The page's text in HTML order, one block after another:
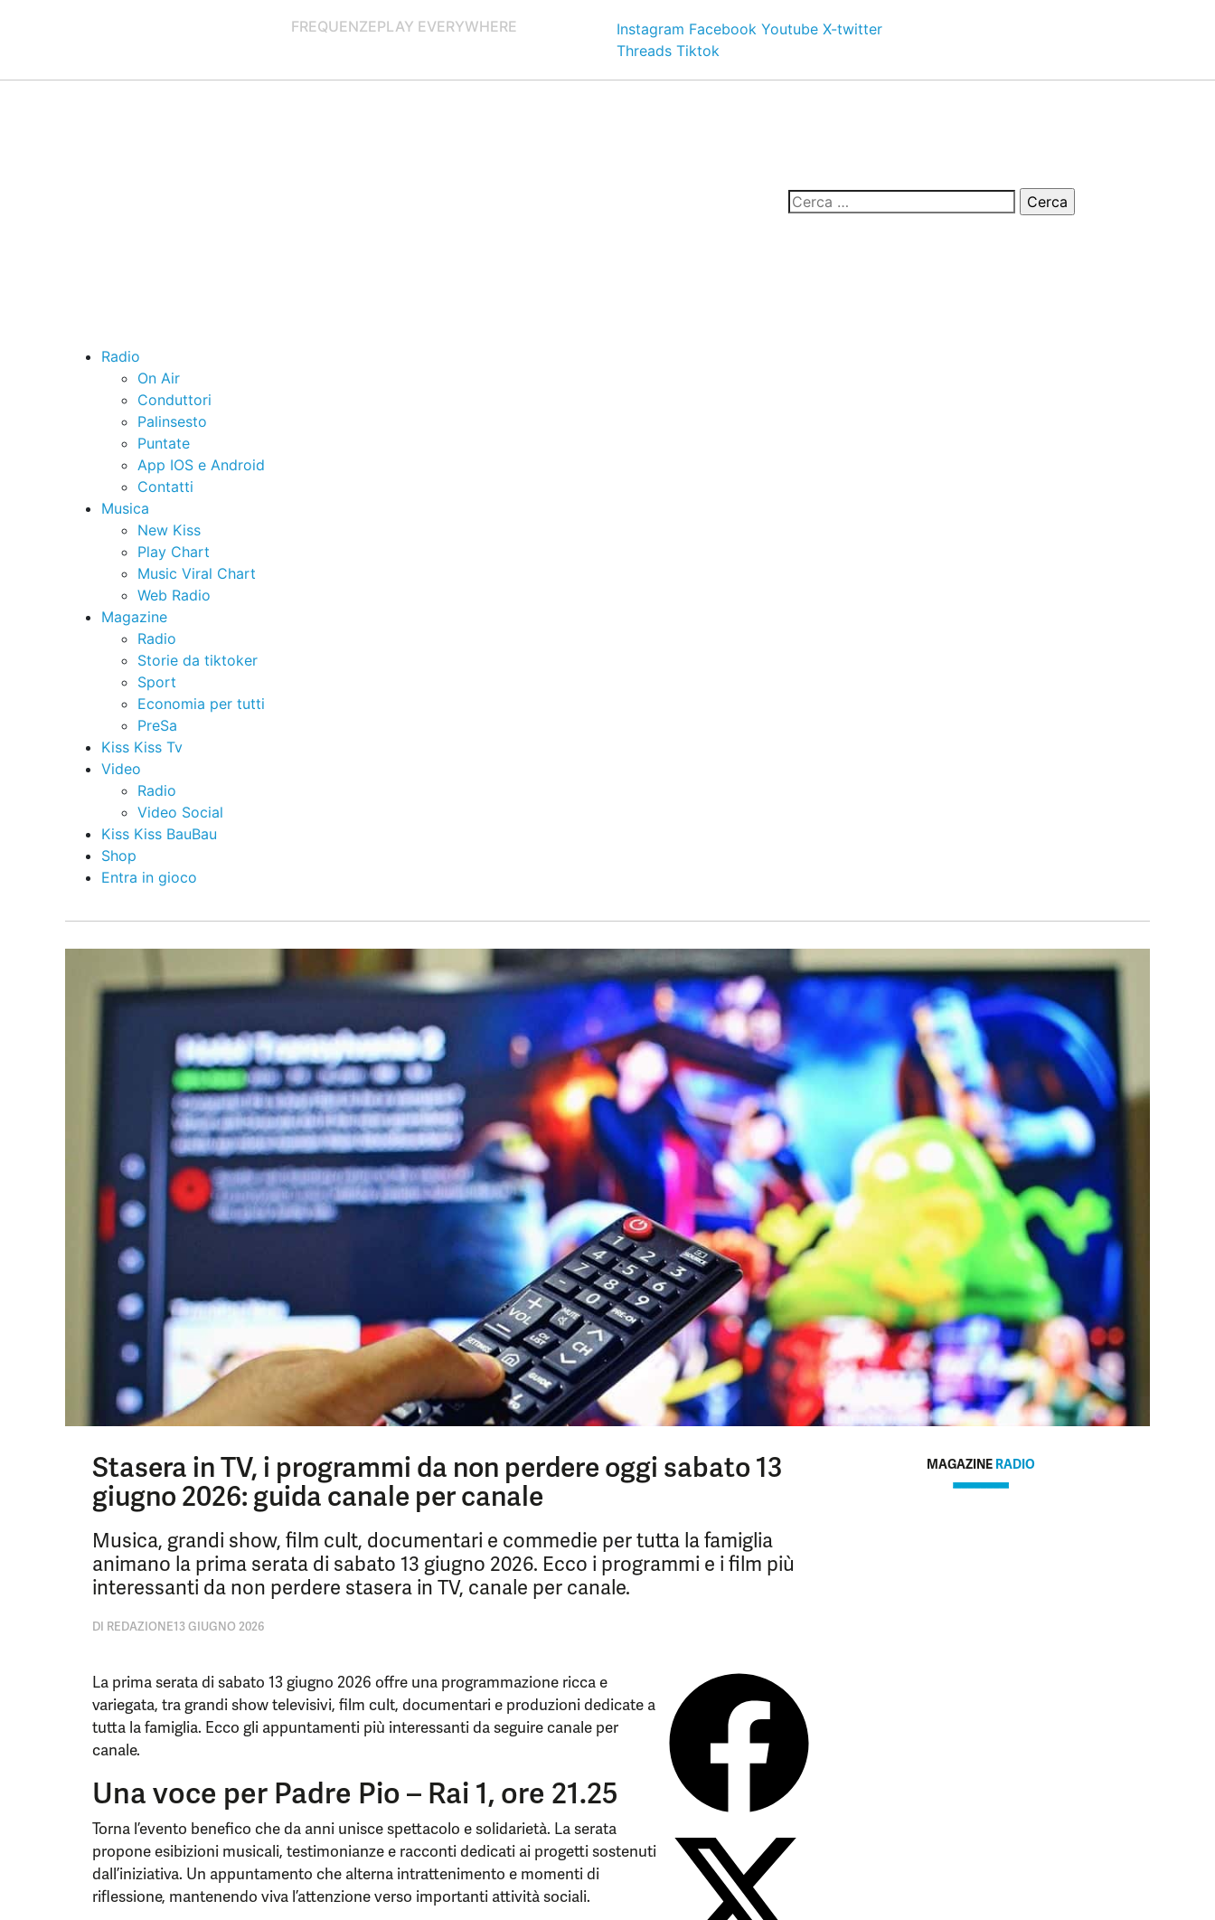
FREQUENZEPLAY EVERYWHERE Instagram Facebook Youtube X-twitter
Threads Tiktok
Radio
On Air
Conduttori
Palinsesto
Puntate
App IOS e Android
Contatti
Musica
New Kiss
Play Chart
Music Viral Chart
Web Radio
Magazine
Radio
Storie da tiktoker
Sport
Economia per tutti
PreSa
Kiss Kiss Tv
Video
Radio
Video Social
Kiss Kiss BauBau
Shop
Entra in gioco
Stasera in TV, i programmi da non perdere oggi sabato 13
giugno 2026: guida canale per canale
Musica, grandi show, film cult, documentari e commedie per tutta la famiglia
animano la prima serata di sabato 13 giugno 2026. Ecco i programmi e i film più
interessanti da non perdere stasera in TV, canale per canale.
DI REDAZIONE13 GIUGNO 2026
La prima serata di sabato 13 giugno 2026 offre una programmazione ricca e
variegata, tra grandi show televisivi, film cult, documentari e produzioni dedicate a
tutta la famiglia. Ecco gli appuntamenti più interessanti da seguire canale per
canale.
Una voce per Padre Pio – Rai 1, ore 21.25
Torna l’evento benefico che da anni unisce spettacolo e solidarietà. La serata
propone esibizioni musicali, testimonianze e racconti dedicati ai progetti sostenuti
dall’iniziativa. Un appuntamento che alterna intrattenimento e momenti di
riflessione, mantenendo viva l’attenzione verso importanti attività sociali.
MAGAZINE RADIO